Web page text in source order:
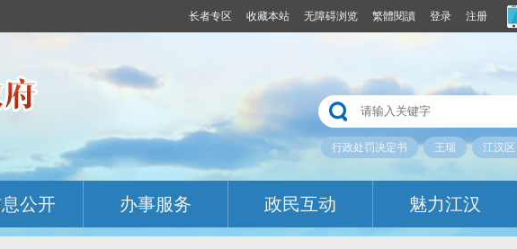
长者专区 收藏本站 无障碍浏览 繁體閱讀 登录 注册
行政处罚决定书 王瑞 江汉区
公开 办事服务 政民互动 魅力江汉